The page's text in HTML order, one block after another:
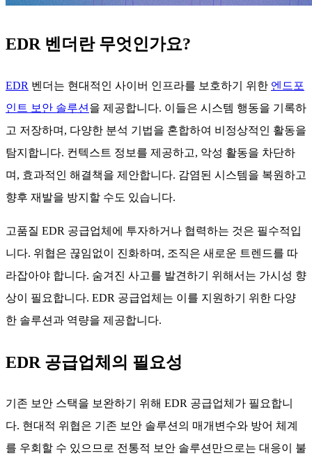
EDR 벤더란 무엇인가요?
EDR 벤더는 현대적인 사이버 인프라를 보호하기 위한 엔드포
인트 보안 솔루션 을 제공합니다. 이들은 시스템 행동을 기록하
고 저장하며, 다양한 분석 기법을 혼합하여 비정상적인 활동을
탐지합니다. 컨텍스트 정보를 제공하고, 악성 활동을 차단하
며, 효과적인 해결책을 제안합니다. 감염된 시스템을 복원하고
향후 재발을 방지할 수도 있습니다.
고품질 EDR 공급업체에 투자하거나 협력하는 것은 필수적입
니다. 위협은 끊임없이 진화하며, 조직은 새로운 트렌드를 따
라잡아야 합니다. 숨겨진 사고를 발견하기 위해서는 가시성 향
상이 필요합니다. EDR 공급업체는 이를 지원하기 위한 다양
한 솔루션과 역량을 제공합니다.
EDR 공급업체의 필요성
기존 보안 스택을 보완하기 위해 EDR 공급업체가 필요합니
다. 현대적 위협은 기존 보안 솔루션의 매개변수와 방어 체계
를 우회할 수 있으므로 전통적 보안 솔루션만으로는 대응이 불